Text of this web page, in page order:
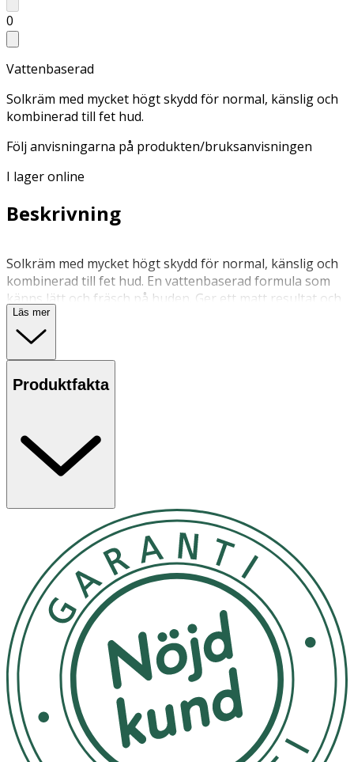
0
Vattenbaserad
Solkräm med mycket högt skydd för normal, känslig och
kombinerad till fet hud.
Följ anvisningarna på produkten/bruksanvisningen
I lager online
Beskrivning
Solkräm med mycket högt skydd för normal, känslig och
kombinerad till fet hud. En vattenbaserad formula som
känns lätt och fräsch på huden. Ger ett matt resultat och
återfuktar i upp till 8h. -Mycket högt solskydd med 8h
återfukning -Lätt textur som inte blir vit på huden -Dry-
vuxna och ungdomar. För ansiktet. Utmärkt makeupbas.
Mycket god hudtolerans vid normal användning. Testad
hudens toleranströskel. Ekobiologi är BIODERMAs unika
tillvägagångssätt för att varaktigt bevara hudens hälsa.
Genom att stödja och stärka hudens naturliga
anpassa sig och dra nytta av sina egna resurser för att
återställa balansen.
Applicera jämnt och generöst dagligen på ansikte och
hals innan solexponering. Applicera igen efter svettning,
simning eller handdukstorkning. Applicera på frisk hud.
Överexponering för solen kan skada hälsan även med
solskydd.
Rumstemperatur
OK för gravida och ammande:
Nej
Ingredienser:
Läs mer
Produktfakta